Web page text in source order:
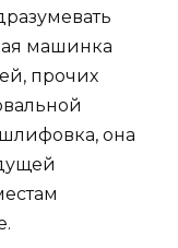
машинка
прочих
она